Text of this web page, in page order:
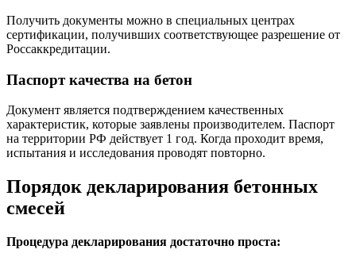
Получить документы можно в специальных центрах
сертификации, получивших соответствующее разрешение от
Россаккредитации.
Паспорт качества на бетон
Документ является подтверждением качественных
характеристик, которые заявлены производителем. Паспорт
на территории РФ действует 1 год. Когда проходит время,
испытания и исследования проводят повторно.
Порядок декларирования бетонных
смесей
Процедура декларирования достаточно проста: